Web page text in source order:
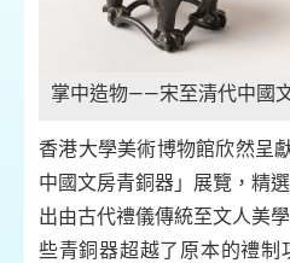
掌中造物——宋至清代中國
香港大學美術博物館欣然呈
中國文房青銅器」展覽，精
出由古代禮儀傳統至文人美
些青銅器超越了原本的禮制